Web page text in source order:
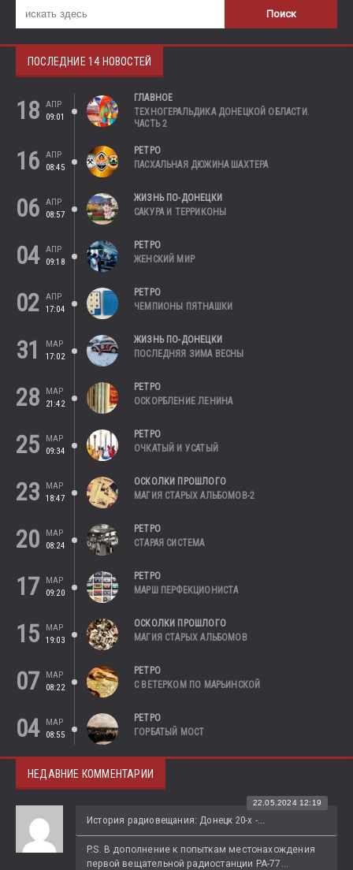
ПОСЛЕДНИЕ 14 НОВОСТЕЙ
18
АПР
09:01
ГЛАВНОЕ
ТЕХНОГЕРАЛЬДИКА ДОНЕЦКОЙ ОБЛАСТИ.
ЧАСТЬ 2
16
АПР
08:45
РЕТРО
ПАСХАЛЬНАЯ ДЮЖИНА ШАХТЕРА
06
АПР
08:57
ЖИЗНЬ ПО-ДОНЕЦКИ
САКУРА И ТЕРРИКОНЫ
04 АПР
09:18
РЕТРО
ЖЕНСКИЙ МИР
02
АПР
17:04
РЕТРО
ЧЕМПИОНЫ ПЯТНАШКИ
31
МАР
17:02
ЖИЗНЬ ПО-ДОНЕЦКИ
ПОСЛЕДНЯЯ ЗИМА ВЕСНЫ
28
МАР
21:42
РЕТРО
ОСКОРБЛЕНИЕ ЛЕНИНА
25
МАР
09:34
РЕТРО
ОЧКАТЫЙ И УСАТЫЙ
23
МАР
18:47
ОСКОЛКИ ПРОШЛОГО
МАГИЯ СТАРЫХ АЛЬБОМОВ-2
20
МАР
08:24
РЕТРО
СТАРАЯ СИСТЕМА
17
МАР
09:20
РЕТРО
МАРШ ПЕРФЕКЦИОНИСТА
15
МАР
19:03
ОСКОЛКИ ПРОШЛОГО
МАГИЯ СТАРЫХ АЛЬБОМОВ
07
МАР
08:22
РЕТРО
С ВЕТЕРКОМ ПО МАРЬИНСКОЙ
04
МАР
08:55
РЕТРО
ГОРБАТЫЙ МОСТ
НЕДАВНИЕ КОММЕНТАРИИ
История радиовещания: Донецк 20-х -...
22.05.2024 12:19
P.S. В дополнение к попыткам местонахождения
первой вещательной радиостанции РА-77...